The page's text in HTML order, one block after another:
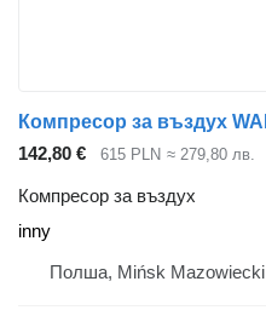
142,80 € 615 PLN ≈ 279,80 лв.
Компресор за въздух
inny
Полша, Mińsk Mazowiecki